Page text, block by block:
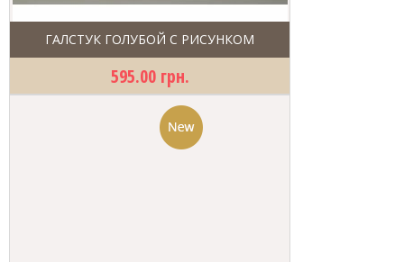
ГАЛСТУК ГОЛУБОЙ С РИСУНКОМ
595.00 грн.